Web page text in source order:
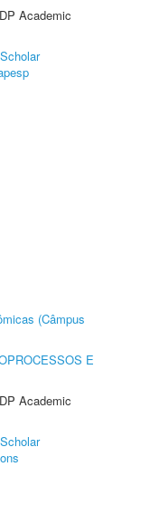
Academic
(Câmpus
E
Academic